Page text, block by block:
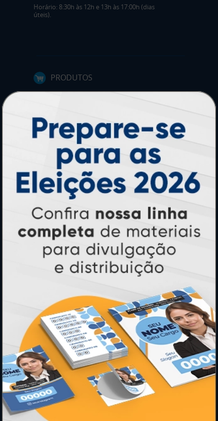
Horário: 8:30h às 12h e 13h às 17:00h (dias
úteis).
PRODUTOS
Ímãs
Cartão de Visita
Folder, Flyer e Panfleto
Banners e Lonas
Calendários 2027
PAGUE COM
* Pagamento com cartão de crédito terá valor adicional.
** Pagamentos a prazo poderão ter acréscimo.
*** Nota fiscal sujeita a emissão de acordo com prestador de
serviço, conforme legislação pertinente.
PARTICIPE